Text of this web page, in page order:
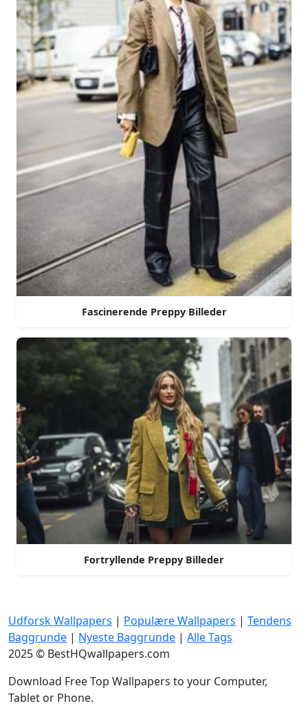
Fascinerende Preppy Billeder
Fortryllende Preppy Billeder
Udforsk Wallpapers | Populære Wallpapers | Tendens
Baggrunde | Nyeste Baggrunde | Alle Tags
2025 © BestHQwallpapers.com
Download Free Top Wallpapers to your Computer,
Tablet or Phone.